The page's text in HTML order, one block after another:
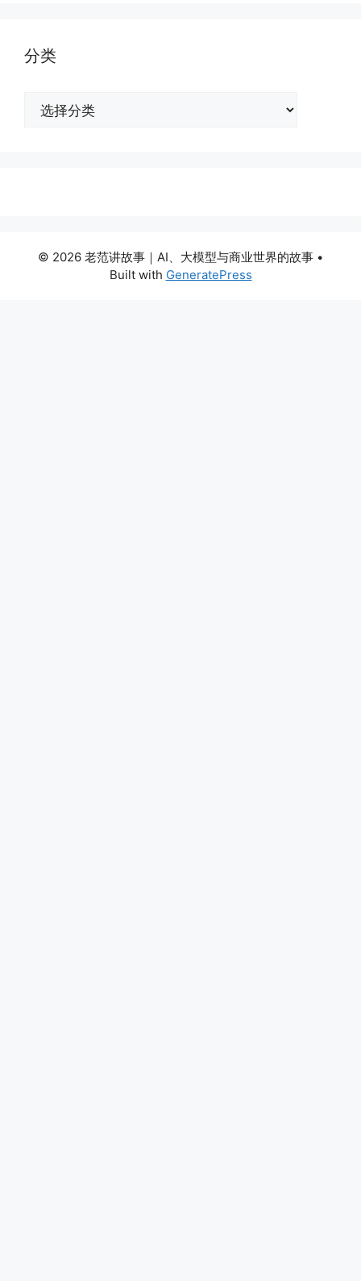
分类
© 2026 老范讲故事｜AI、大模型与商业世界的故事 •
Built with GeneratePress